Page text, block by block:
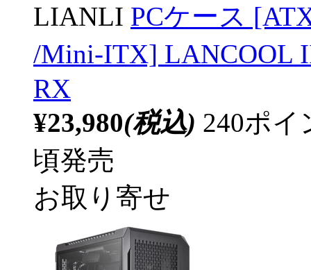
LIANLI PCケース
/Mini-ITX] LANCOOL
RX
¥23,980(税込) 240ポ
頃発売
お取り寄せ